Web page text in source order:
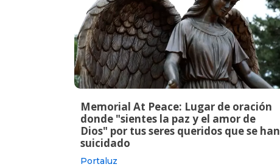
Memorial At Peace: Lugar de oración
donde "sientes la paz y el amor de
Dios" por tus seres queridos que se han
suicidado
Portaluz